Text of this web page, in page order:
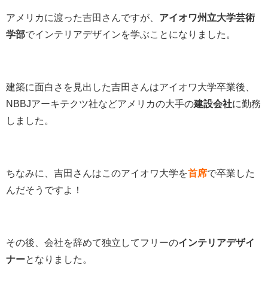
アメリカに渡った吉田さんですが、 アイオワ州立大学芸術
学部でインテリアデザインを学ぶことになりました。
建築に面白さを見出した吉田さんはアイオワ大学卒業後、
NBBJアーキテクツ社などアメリカの大手の建設会社に勤務
しました。
ちなみに、吉田さんはこのアイオワ大学を首席で卒業した
んだそうですよ！
その後、会社を辞めて独立してフリーのインテリアデザイ
ナーとなりました。